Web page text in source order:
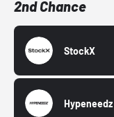
2nd Chance
StockX
Hypeneedz